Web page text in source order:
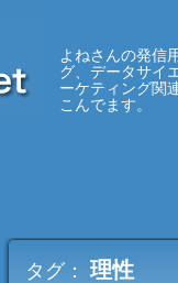
よねさんの発信
グ、データサイ
ーケティング関
こんでます。
タグ： 理性